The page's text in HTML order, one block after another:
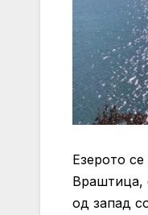
Езерото
Враштица,
од запад